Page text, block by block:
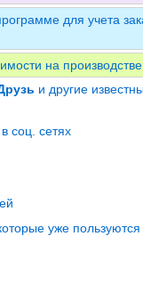
для учета
на производстве
и другие
соц. сетях
уже пользуются